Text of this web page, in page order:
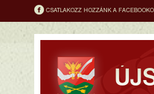
CSATLAKOZZ HOZZÁNK A